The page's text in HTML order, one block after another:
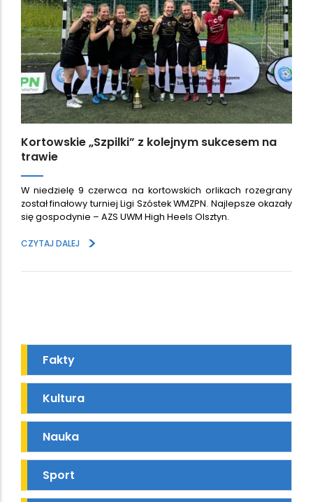
Kortowskie „Szpilki” z kolejnym sukcesem na
trawie
W niedzielę 9 czerwca na kortowskich orlikach rozegrany
został finałowy turniej Ligi Szóstek WMZPN. Najlepsze okazały
się gospodynie – AZS UWM High Heels Olsztyn.
CZYTAJ DALEJ >
Fakty
Kultura
Nauka
Sport